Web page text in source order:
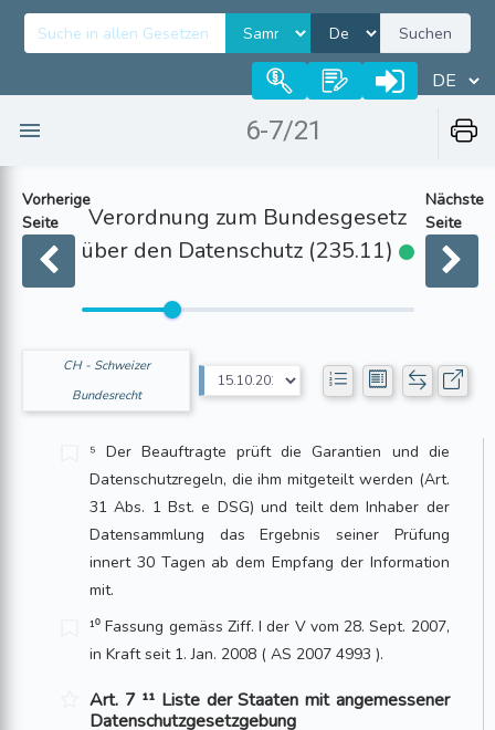
Suchen
6-7/21
Vorherige
Seite
Verordnung zum Bundesgesetz
über den Datenschutz (235.11)
Nächste
Seite
CH - Schweizer
Bundesrecht
⁵ Der Beauftragte prüft die Garantien und die
Datenschutzregeln, die ihm mitgeteilt werden (Art.
31 Abs. 1 Bst. e DSG) und teilt dem Inhaber der
Datensammlung das Ergebnis seiner Prüfung
innert 30 Tagen ab dem Empfang der Information
mit.
¹⁰ Fassung gemäss Ziff. I der V vom 28. Sept. 2007,
in Kraft seit 1. Jan. 2008 ( AS 2007 4993 ).
Art. 7 ¹¹ Liste der Staaten mit angemessener
Datenschutzgesetzgebung